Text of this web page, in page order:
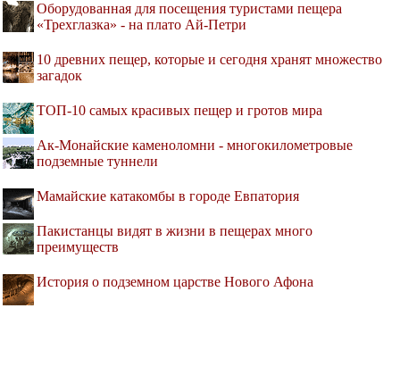
Оборудованная для посещения туристами пещера
«Трехглазка» - на плато Ай-Петри
10 древних пещер, которые и сегодня хранят множество
загадок
ТОП-10 самых красивых пещер и гротов мира
Ак-Монайские каменоломни - многокилометровые
подземные туннели
Мамайские катакомбы в городе Евпатория
Пакистанцы видят в жизни в пещерах много
преимуществ
История о подземном царстве Нового Афона